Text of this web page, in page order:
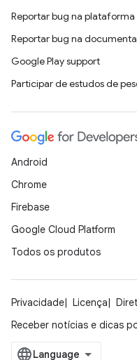
Reportar bug na plataforma
Reportar bug na
Google Play support
Participar de estudos de
Android
Chrome
Firebase
Google Cloud Platform
Todos os produtos
Privacidade Licença
Receber notícias e dicas